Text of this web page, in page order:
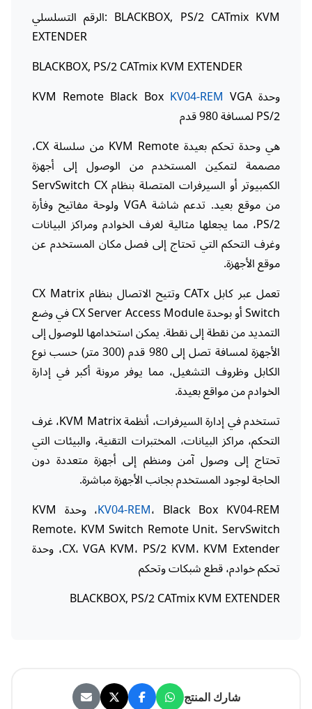
الرقم التسلسلي: BLACKBOX, PS/2 CATmix KVM
EXTENDER
BLACKBOX, PS/2 CATmix KVM EXTENDER
وحدة KVM Remote Black Box
KV04-REM VGA
PS/2 لمسافة 980 قدم
هي وحدة تحكم بعيدة KVM Remote من سلسلة CX،
مصممة لتمكين المستخدم من الوصول إلى أجهزة
الكمبيوتر أو السيرفرات المتصلة بنظام ServSwitch CX
من موقع بعيد. تدعم شاشة VGA ولوحة مفاتيح وفأرة
PS/2، مما يجعلها مثالية لغرف الخوادم ومراكز البيانات
وغرف التحكم التي تحتاج إلى فصل مكان المستخدم عن
موقع الأجهزة.
تعمل عبر كابل CATx وتتيح الاتصال بنظام CX Matrix
Switch أو بوحدة CX Server Access Module في وضع
التمديد من نقطة إلى نقطة. يمكن استخدامها للوصول إلى
الأجهزة لمسافة تصل إلى 980 قدم (300 متر) حسب نوع
الكابل وظروف التشغيل، مما يوفر مرونة أكبر في إدارة
الخوادم من مواقع بعيدة.
تستخدم في إدارة السيرفرات، أنظمة KVM Matrix، غرف
التحكم، مراكز البيانات، المختبرات التقنية، والبيئات التي
تحتاج إلى وصول آمن ومنظم إلى أجهزة متعددة دون
الحاجة لوجود المستخدم بجانب الأجهزة مباشرة.
KV04-REM
، Black Box KV04-REM، وحدة KVM
Remote، KVM Switch Remote Unit، ServSwitch
CX، VGA KVM، PS/2 KVM، KVM Extender، وحدة
تحكم خوادم، قطع شبكات وتحكم
BLACKBOX, PS/2 CATmix KVM EXTENDER
شارك المنتج